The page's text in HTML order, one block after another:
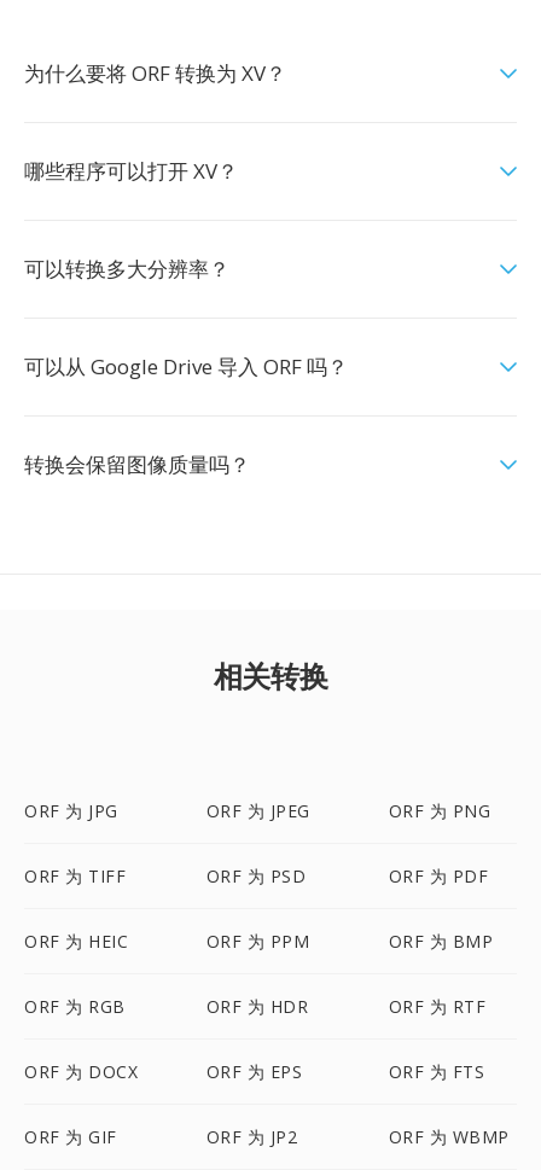
为什么要将 ORF 转换为 XV？
哪些程序可以打开 XV？
可以转换多大分辨率？
可以从 Google Drive 导入 ORF 吗？
转换会保留图像质量吗？
相关转换
ORF 为 JPG ORF 为 JPEG ORF 为 PNG
ORF 为 TIFF ORF 为 PSD ORF 为 PDF
ORF 为 HEIC ORF 为 PPM ORF 为 BMP
ORF 为 RGB ORF 为 HDR ORF 为 RTF
ORF 为 DOCX ORF 为 EPS ORF 为 FTS
ORF 为 GIF ORF 为 JP2 ORF 为 WBMP